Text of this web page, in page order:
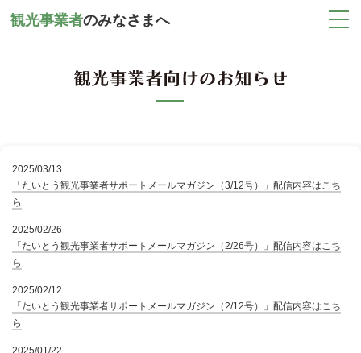
観光事業者のみなさまへ
2025/03/13
「たいとう観光事業者サポートメールマガジン（3/12号）」配信内容はこち
ら
2025/02/26
「たいとう観光事業者サポートメールマガジン（2/26号）」配信内容はこち
ら
2025/02/12
「たいとう観光事業者サポートメールマガジン（2/12号）」配信内容はこち
ら
2025/01/22